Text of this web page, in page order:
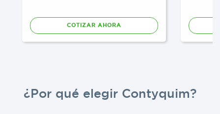
COTIZAR AHORA
¿Por qué elegir Contyquim?